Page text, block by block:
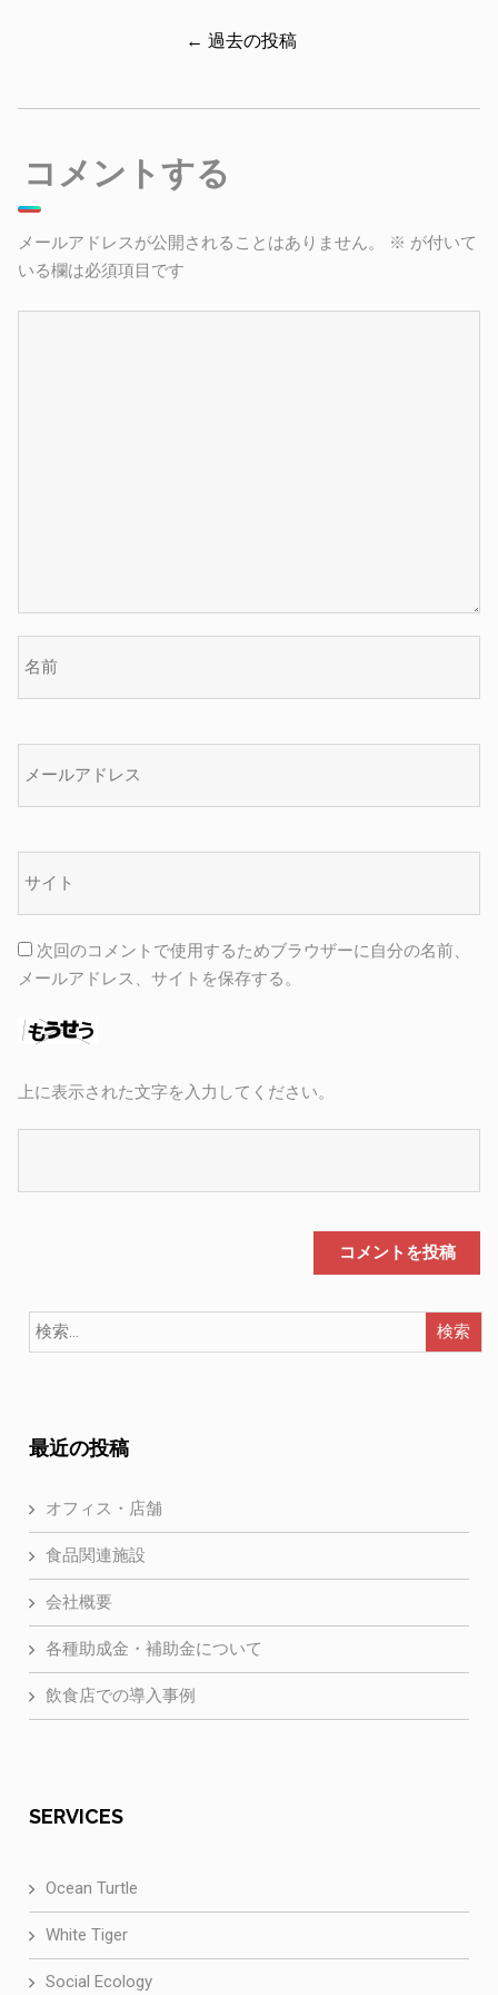
← 過去の投稿
コメントする
メールアドレスが公開されることはありません。 ※ が付いて
いる欄は必須項目です
次回のコメントで使用するためブラウザーに自分の名前、
メールアドレス、サイトを保存する。
上に表示された文字を入力してください。
最近の投稿
オフィス・店舗
食品関連施設
会社概要
各種助成金・補助金について
飲食店での導入事例
SERVICES
Ocean Turtle
White Tiger
Social Ecology